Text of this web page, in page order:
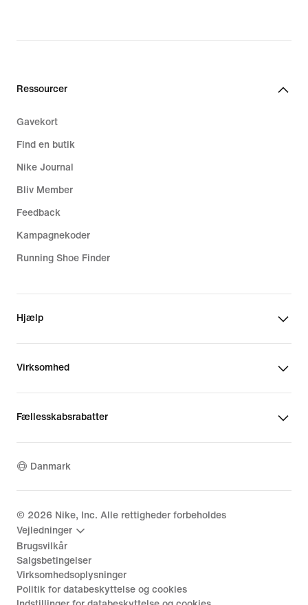
Ressourcer
Gavekort
Find en butik
Nike Journal
Bliv Member
Feedback
Kampagnekoder
Running Shoe Finder
Hjælp
Virksomhed
Fællesskabsrabatter
Danmark
© 2026 Nike, Inc. Alle rettigheder forbeholdes
Vejledninger
Brugsvilkår
Salgsbetingelser
Virksomhedsoplysninger
Politik for databeskyttelse og cookies